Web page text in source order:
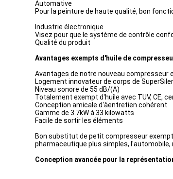
Automative
Pour la peinture de haute qualité, bon
Industrie électronique
Visez pour que le système de contrôle
Qualité du produit
Avantages exempts d'huile de
Avantages de notre nouveau compresseur
Logement innovateur de corps de
Niveau sonore de 55 dB/(A)
Totalement exempt d'huile avec TUV, CE,
Conception amicale d'àentretien cohérent
Gamme de 3.7kW à 33 kilowatts
Facile de sortir les éléments
Bon substitut de petit compresseur
pharmaceutique plus simples,
Conception avancée pour la